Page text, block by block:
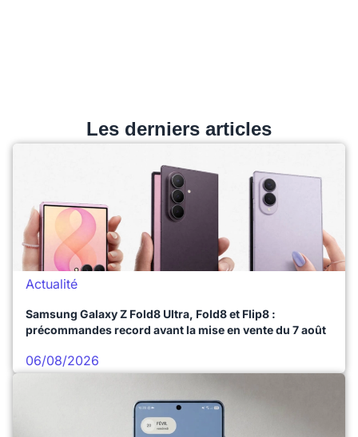
Les derniers articles
Actualité
Samsung Galaxy Z Fold8 Ultra, Fold8 et Flip8 :
précommandes record avant la mise en vente du 7 août
06/08/2026